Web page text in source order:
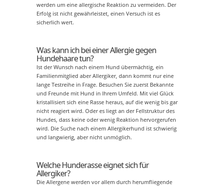
werden um eine allergische Reaktion zu vermeiden. Der
Erfolg ist nicht gewährleistet, einen Versuch ist es
sicherlich wert.
Was kann ich bei einer Allergie gegen
Hundehaare tun?
Ist der Wunsch nach einem Hund übermächtig, ein
Familienmitglied aber Allergiker, dann kommt nur eine
lange Testreihe in Frage. Besuchen Sie zuerst Bekannte
und Freunde mit Hund in Ihrem Umfeld. Mit viel Glück
kristallisiert sich eine Rasse heraus, auf die wenig bis gar
nicht reagiert wird. Oder es liegt an der Fellstruktur des
Hundes, dass keine oder wenig Reaktion hervorgerufen
wird. Die Suche nach einem Allergikerhund ist schwierig
und langwierig, aber nicht unmöglich.
Welche Hunderasse eignet sich für
Allergiker?
Die Allergene werden vor allem durch herumfliegende